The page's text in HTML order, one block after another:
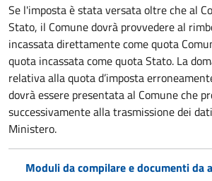
Se l'imposta è stata versata oltre che al
Stato, il Comune dovrà provvedere al
incassata direttamente come quota
quota incassata come quota Stato. La
relativa alla quota d’imposta
dovrà essere presentata al Comune che
successivamente alla trasmissione dei
Ministero.
Moduli da compilare e documenti da